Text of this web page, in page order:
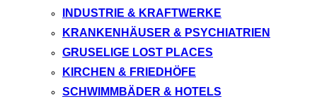
INDUSTRIE & KRAFTWERKE
KRANKENHÄUSER & PSYCHIATRIEN
GRUSELIGE LOST PLACES
KIRCHEN & FRIEDHÖFE
SCHWIMMBÄDER & HOTELS